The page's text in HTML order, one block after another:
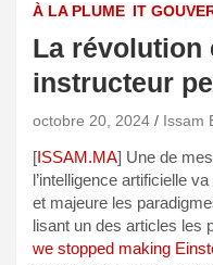
À LA PLUME IT
La révolution
instructeur
octobre 20, 2024 Issam
[ISSAM.MA] Une de
l’intelligence artificielle
et majeure les
lisant un des articles les
we stopped making